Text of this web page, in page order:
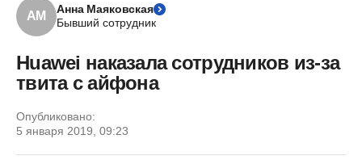
АМ
Анна Маяковская
Бывший сотрудник
Huawei наказала сотрудников из-за
твита с айфона
Опубликовано:
5 января 2019, 09:23